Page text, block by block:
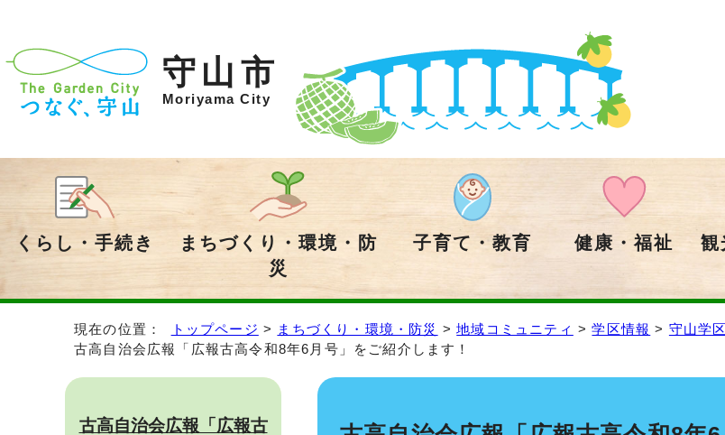
守山市
Moriyama City
くらし・手続き
まちづくり・環境・防
災
子育て・教育 健康・福祉 観
現在の位置： トップページ > まちづくり・環境・防災 >地域コミュニティ >学区情報 > 守山学区
古高自治会広報「広報古高令和8年6月号」をご紹介します！
古高自治会広報「広報古